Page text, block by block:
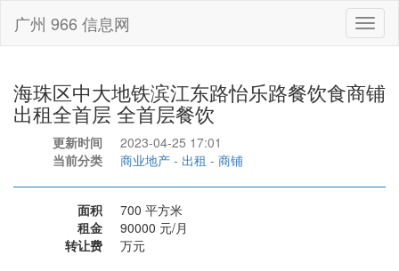
广州 966 信息网
海珠区中大地铁滨江东路怡乐路餐饮食商铺
出租全首层 全首层餐饮
更新时间
2023-04-25 17:01
当前分类
商业地产 - 出租 - 商铺
面积
700 平方米
租金
90000 元/月
转让费
万元